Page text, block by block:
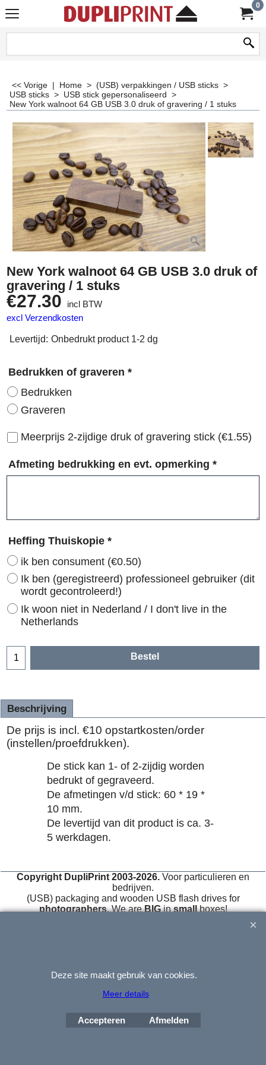
0
<< Vorige | Home > (USB) verpakkingen / USB sticks >
USB sticks > USB stick gepersonaliseerd >
New York walnoot 64 GB USB 3.0 druk of gravering / 1 stuks
New York walnoot 64 GB USB 3.0 druk of
gravering / 1 stuks
€27.30
incl BTW
excl Verzendkosten
Levertijd: Onbedrukt product 1-2 dg
Bedrukken of graveren *
Bedrukken
Graveren
Meerprijs 2-zijdige druk of gravering stick (€1.55)
Afmeting bedrukking en evt. opmerking *
Heffing Thuiskopie *
ik ben consument (€0.50)
Ik ben (geregistreerd) professioneel gebruiker (dit
wordt gecontroleerd!)
Ik woon niet in Nederland / I don't live in the
Netherlands
Bestel
Beschrijving
De prijs is incl. €10 opstartkosten/order
(instellen/proefdrukken).
De stick kan 1- of 2-zijdig worden
bedrukt of gegraveerd.
De afmetingen v/d stick: 60 * 19 *
10 mm.
De levertijd van dit product is ca. 3-
5 werkdagen.
Copyright DupliPrint 2003-2026. Voor particulieren en
bedrijven.
(USB) packaging and wooden USB flash drives for
photographers. We areBIGinsmallboxes!
Webwinkel gemaakt met
ShopFactory webwinkel
software.
Deze site maakt gebruik van cookies.
Meer details
Accepteren Afmelden